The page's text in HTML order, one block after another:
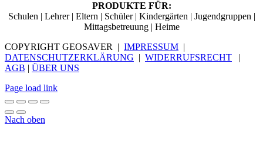
PRODUKTE FÜR:
Schulen | Lehrer | Eltern | Schüler | Kindergärten | Jugendgruppen |
Mittagsbetreuung | Heime
COPYRIGHT GEOSAVER | IMPRESSUM |
DATENSCHUTZERKLÄRUNG | WIDERRUFSRECHT |
AGB | ÜBER UNS
Page load link
Nach oben